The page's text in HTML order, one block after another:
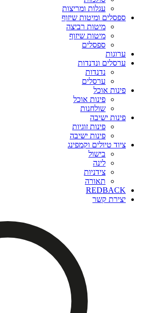
עגלות ומריצות
ספסלים ומיטות שיזוף
מיטות רביצה
מיטות שיזוף
ספסלים
ערוגות
ערסלים ונדנדות
נדנדות
ערסלים
פינות אוכל
פינות אוכל
שולחנות
פינות ישיבה
פינות זוגיות
פינות ישיבה
ציוד טיולים וקמפינג
בישול
לינה
צידניות
תאורה
REDBACK
יצירת קשר